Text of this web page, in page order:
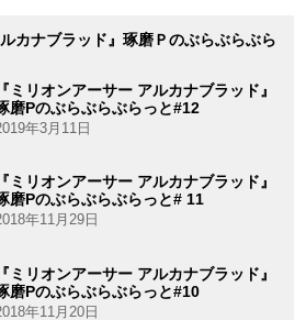
カナブラッド』琢磨Ｐのぶらぶらぶら
『ミリオンアーサー アルカナブラッド』
磨Pのぶらぶらぶらっと#12
年3月11日
『ミリオンアーサー アルカナブラッド』
磨Pのぶらぶらぶらっと# 11
年11月29日
『ミリオンアーサー アルカナブラッド』
磨Pのぶらぶらぶらっと#10
年11月20日